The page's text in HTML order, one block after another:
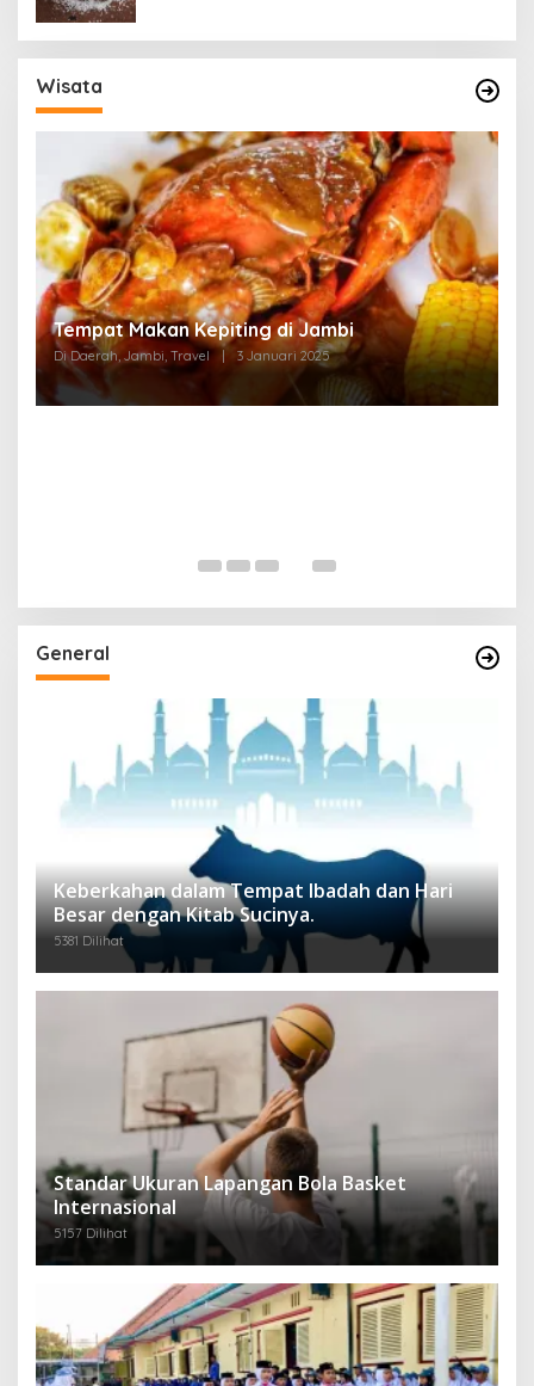
Wisata
Tempat Makan di Thehok Jambi
Di Daerah, Jambi, Travel 3 Januari 2025
General
Keberkahan dalam Tempat Ibadah dan Hari
Besar dengan Kitab Sucinya.
5381 Dilihat
Standar Ukuran Lapangan Bola Basket
Internasional
5157 Dilihat